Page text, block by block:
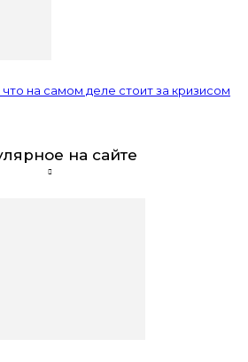
на самом деле стоит за кризисом
на сайте